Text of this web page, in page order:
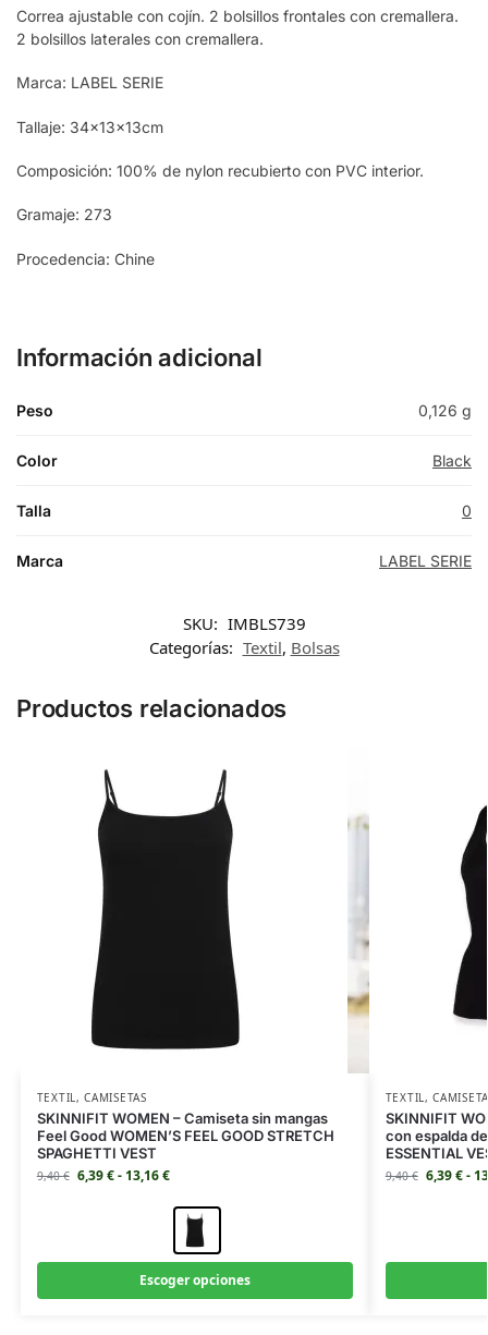
Correa ajustable con cojín. 2 bolsillos frontales con cremallera.
2 bolsillos laterales con cremallera.
Marca: LABEL SERIE
Tallaje: 34x13x13cm
Composición: 100% de nylon recubierto con PVC interior.
Gramaje: 273
Procedencia: Chine
Información adicional
Peso 0,126 g
Color Black
Talla 0
Marca LABEL SERIE
SKU: IMBLS739
Categorías: Textil, Bolsas
Productos relacionados
TEXTIL,CAMISETAS
SKINNIFIT WOMEN – Camiseta sin mangas
Feel Good WOMEN’S FEEL GOOD STRETCH
SPAGHETTI VEST
9,40€ 6,39€- 13,16€
Escoger opciones
TEXTIL,
SKINNIFIT
con espalda
ESSENTIAL
9,40€ 6,39€-